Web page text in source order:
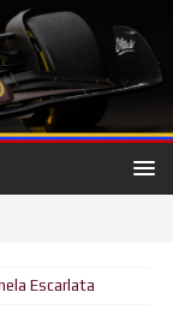
Escarlata